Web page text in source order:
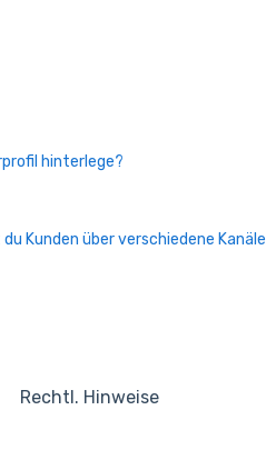
hinterlege?
Kunden über verschiedene Kanäle
Rechtl. Hinweise